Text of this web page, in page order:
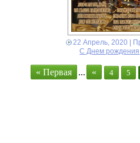
22 Апрель, 2020|
С Днем рождения
« Первая ... « 4 5